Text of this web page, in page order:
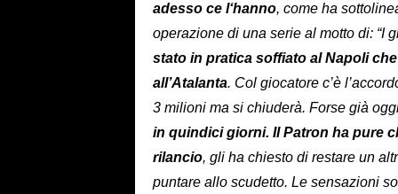
adesso ce l‘hanno, come ha
operazione di una serie al motto di: “I
stato in pratica soffiato al Napoli
all’Atalanta. Col giocatore c’è
3 milioni ma si chiuderà. Forse già
in quindici giorni. Il Patron ha pure
rilancio, gli ha chiesto di restare un
puntare allo scudetto. Le sensazioni